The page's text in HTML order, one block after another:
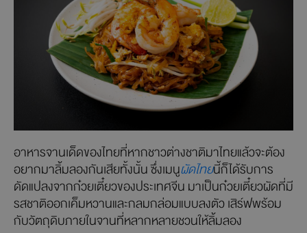
อาหารจานเด็ดของไทยที่หากชาวต่างชาติมาไทยแล้วจะต้อง
อยากมาลิ้มลองกันเสียทั้งนั้น ซึ่งเมนูผัดไทยนี้ก็ได้รับการ
ดัดแปลงจากก๋วยเตี๋ยวของประเทศจีน มาเป็นก๋วยเตี๋ยวผัดที่มี
รสชาติออกเค็มหวานและกลมกล่อมแบบลงตัว เสิร์ฟพร้อม
กับวัตถุดิบภายในจานที่หลากหลายชวนให้ลิ้มลอง